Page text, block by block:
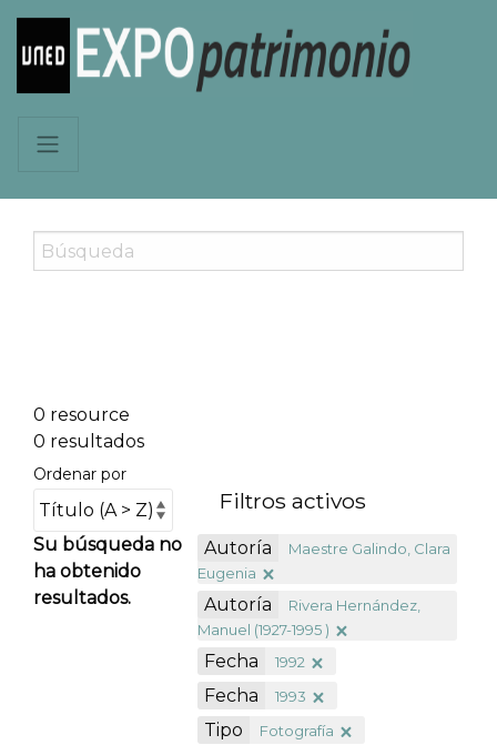
0 resource
0 resultados
Ordenar por
Su búsqueda no
ha obtenido
resultados.
Filtros activos
Autoría
Maestre Galindo, Clara
Eugenia
Autoría
Rivera Hernández,
Manuel (1927-1995 )
Fecha 1992
Fecha 1993
Tipo Fotografía